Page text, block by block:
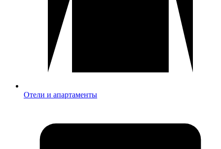
Отели и апартаменты